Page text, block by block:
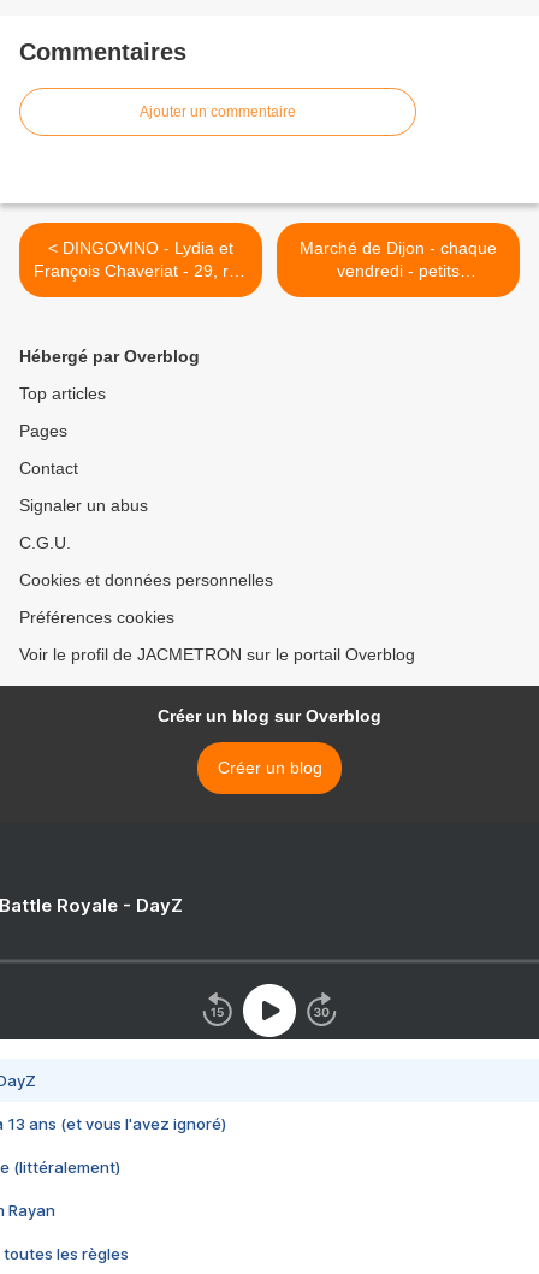
Commentaires
Ajouter un commentaire
< DINGOVINO - Lydia et
François Chaveriat - 29, rue
Jeannin - 21000 - Dijon
Marché de Dijon - chaque
vendredi - petits
producteurs des alentours
Hébergé par Overblog
Top articles
Pages
Contact
Signaler un abus
C.G.U.
Cookies et données personnelles
Préférences cookies
Voir le profil de JACMETRON sur le portail Overblog
Créer un blog sur Overblog
Créer un blog
Royale - DayZ
13 ans (et vous l'avez ignoré)
(littéralement)
Rayan
toutes les règles